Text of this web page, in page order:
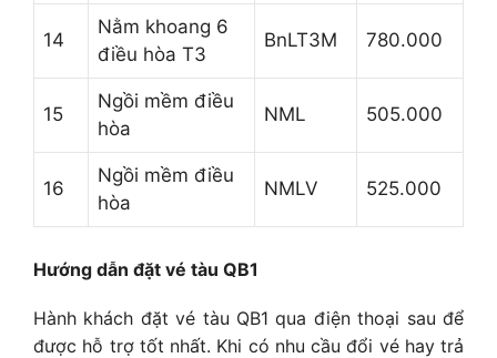
14
Nằm khoang 6
điều hòa T3
BnLT3M 780.000
15
Ngồi mềm điều
hòa
NML 505.000
16
Ngồi mềm điều
hòa
NMLV 525.000
Hướng dẫn đặt vé tàu QB1
Hành khách đặt vé tàu QB1 qua điện thoại sau để
được hỗ trợ tốt nhất. Khi có nhu cầu đổi vé hay trả